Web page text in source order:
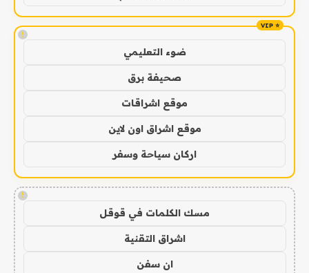
!
ضوء التعليمي
صحيفة برق
موقع اشراقات
موقع اشراق اون لاين
اركان سياحة وسفر
!
مسك الكلمات في قوقل
اشراق التقنية
ان سفن